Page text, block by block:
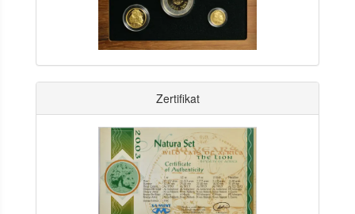
Zertifikat